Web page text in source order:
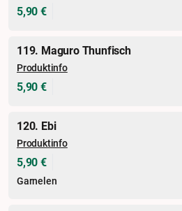
5,90 €
119. Maguro Thunfisch
Produktinfo
5,90 €
120. Ebi
Produktinfo
5,90 €
Garnelen